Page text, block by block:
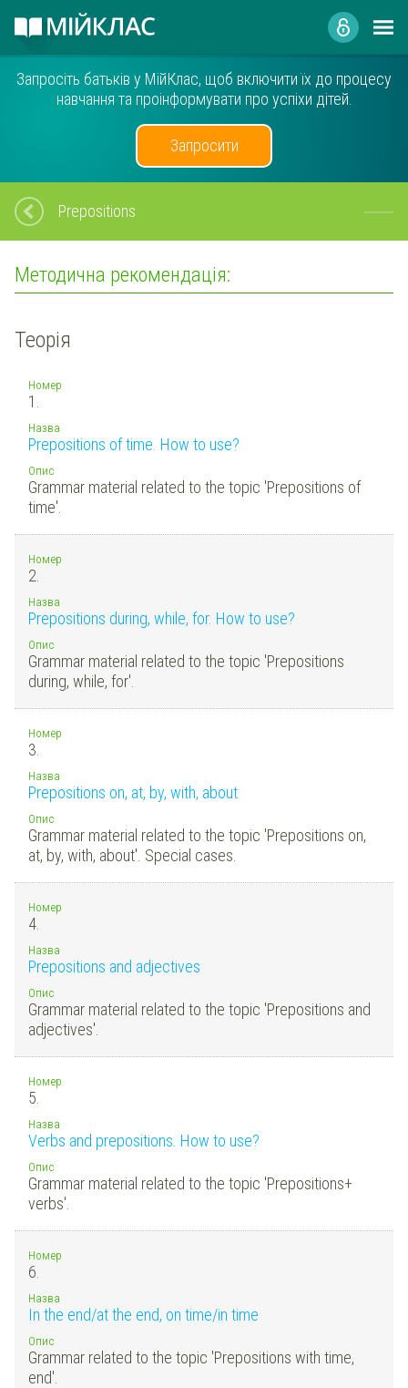
Запросіть батьків у МійКлас, щоб включити їх до процесу
навчання та проінформувати про успіхи дітей.
Запросити
Prepositions
Методична рекомендація:
Теорія
Номер
1.
Назва
Prepositions of time. How to use?
Опис
Grammar material related to the topic 'Prepositions of
time'.
Номер
2.
Назва
Prepositions during, while, for. How to use?
Опис
Grammar material related to the topic 'Prepositions
during, while, for'.
Номер
3.
Назва
Prepositions on, at, by, with, about
Опис
Grammar material related to the topic 'Prepositions on,
at, by, with, about'. Special cases.
Номер
4.
Назва
Prepositions and adjectives
Опис
Grammar material related to the topic 'Prepositions and
adjectives'.
Номер
5.
Назва
Verbs and prepositions. How to use?
Опис
Grammar material related to the topic 'Prepositions+
verbs'.
Номер
6.
Назва
In the end/at the end, on time/in time
Опис
Grammar related to the topic 'Prepositions with time,
end'.